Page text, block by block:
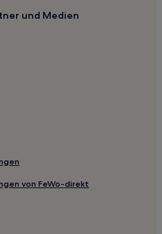
und Medien
von FeWo-direkt